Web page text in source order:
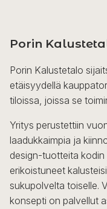
Porin
Porin Kalustetalo
etäisyydellä
tiloissa, joissa se
Yritys perustettiin
laadukkaimpia ja
design-tuotteita kodin
erikoistuneet
sukupolvelta toiselle.
konsepti on palvellut